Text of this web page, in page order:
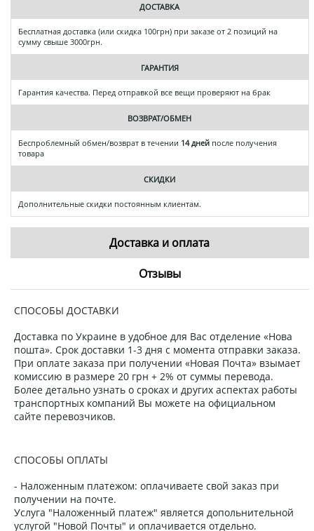
ДОСТАВКА
Бесплатная доставка (или скидка 100грн) при заказе от 2 позиций на
сумму свыше 3000грн.
ГАРАНТИЯ
Гарантия качества. Перед отправкой все вещи проверяют на брак
ВОЗВРАТ/ОБМЕН
Беспроблемный обмен/возврат в течении 14 дней после получения
товара
СКИДКИ
Дополнительные скидки постоянным клиентам.
Доставка и оплата
Отзывы
СПОСОБЫ ДОСТАВКИ
Доставка по Украине в удобное для Вас отделение «Нова
пошта». Срок доставки 1-3 дня с момента отправки заказа.
При оплате заказа при получении «Новая Почта» взымает
комиссию в размере 20 грн + 2% от суммы перевода.
Более детально узнать о сроках и других аспектах работы
транспортных компаний Вы можете на официальном
сайте перевозчиков.
СПОСОБЫ ОПЛАТЫ
- Наложенным платежом: оплачиваете свой заказ при
получении на почте.
Услуга "Наложенный платеж" является допольнительной
услугой "Новой Почты" и оплачивается отдельно.